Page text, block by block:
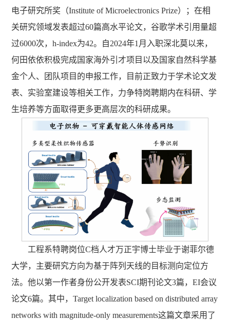
电子研究所奖（Institute of Microelectronics Prize）；在相
关研究领域发表超过60篇高水平论文，谷歌学术引用量超
过6000次，h-index为42。自2024年1月入职深北莫以来，
何田依依积极完成国家海外引才项目以及国家自然科学基
金个人、团队项目的申报工作，目前正致力于学术论文发
表、实验室建设等相关工作，力争特岗聘期内在科研、学
生培养等方面取得更多更高层次的科研成果。
工程系特聘岗位C档人才万正宇博士毕业于谢菲尔德
大学，主要研究方向为基于阵列天线的目标测向定位方
法。他以第一作者身份公开发表SCI期刊论文3篇，EI会议
论文6篇。其中，Target localization based on distributed array
networks with magnitude-only measurements这篇文章采用了